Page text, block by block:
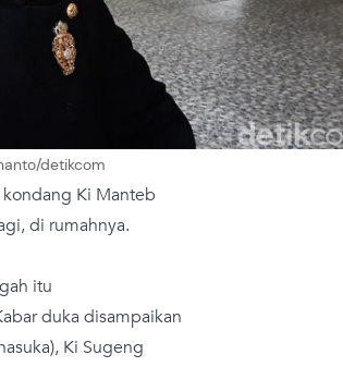
detikcom
Ki Manteb
di rumahnya.
itu
duka disampaikan
Ki Sugeng